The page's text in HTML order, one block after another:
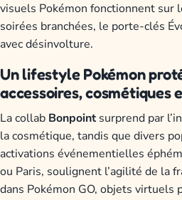
visuels Pokémon fonctionnent sur
soirées branchées, le porte-clés
avec désinvolture.
Un lifestyle Pokémon
accessoires, cosmétiques
La collab Bonpointsurprend par
la cosmétique, tandis que divers
activations événementielles
ou Paris, soulignent l’agilité de la
dans Pokémon GO, objets virtuels